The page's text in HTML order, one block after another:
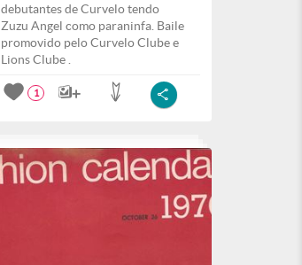
debutantes de Curvelo tendo
Zuzu Angel como paraninfa. Baile
promovido pelo Curvelo Clube e
Lions Clube .
1